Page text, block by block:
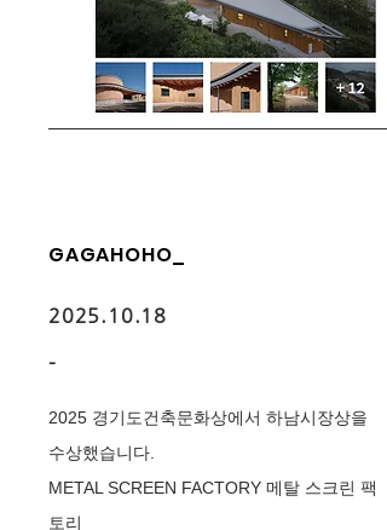
GAGAHOHO_
2025.10.18
-
2025 ​경기도건축문화상에서 하남시장상을
수상했습니다.
METAL SCREEN FACTORY 메탈 스크린 팩
토리